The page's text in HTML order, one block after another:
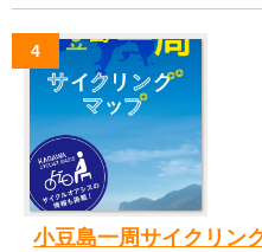
小豆島一周サイクリン